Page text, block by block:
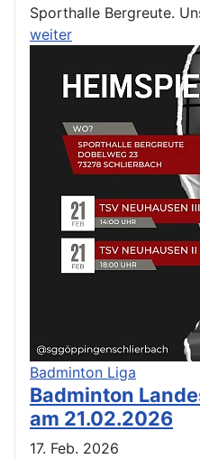
Sporthalle Bergreute.
weiter
Badminton Liga
Badminton
am 21.02.2026
17. Feb. 2026